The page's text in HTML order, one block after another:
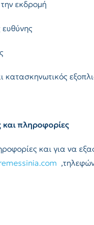
εκδρομή
κατασκηνωτικός
πληροφορίες
και για να